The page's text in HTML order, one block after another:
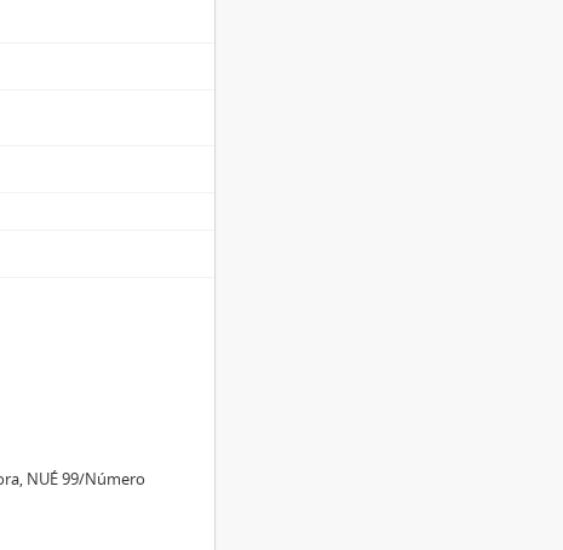
NUÉ 99/Número